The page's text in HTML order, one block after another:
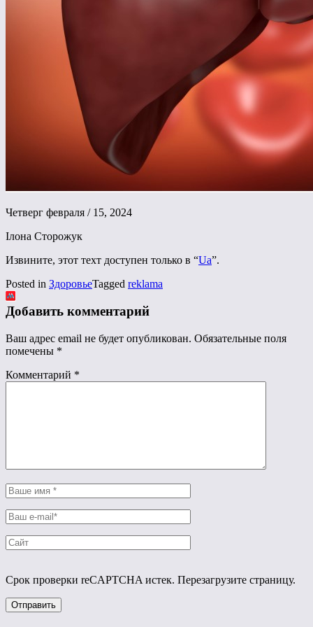
Четверг февраля / 15, 2024
Ілона Сторожук
Извините, этот техт доступен только в “Ua”.
Posted in ЗдоровьеTagged reklama
Добавить комментарий
Ваш адрес email не будет опубликован. Обязательные поля
помечены *
Комментарий *
Срок проверки reCAPTCHA истек. Перезагрузите страницу.